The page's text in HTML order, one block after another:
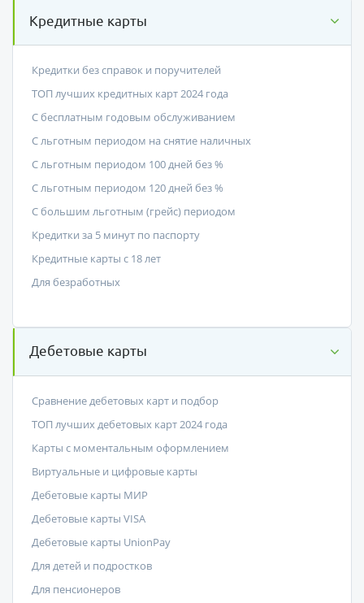
Кредитные карты
Кредитки без справок и поручителей
ТОП лучших кредитных карт 2024 года
С бесплатным годовым обслуживанием
С льготным периодом на снятие наличных
С льготным периодом 100 дней без %
С льготным периодом 120 дней без %
С большим льготным (грейс) периодом
Кредитки за 5 минут по паспорту
Кредитные карты с 18 лет
Для безработных
Дебетовые карты
Сравнение дебетовых карт и подбор
ТОП лучших дебетовых карт 2024 года
Карты с моментальным оформлением
Виртуальные и цифровые карты
Дебетовые карты МИР
Дебетовые карты VISA
Дебетовые карты UnionPay
Для детей и подростков
Для пенсионеров